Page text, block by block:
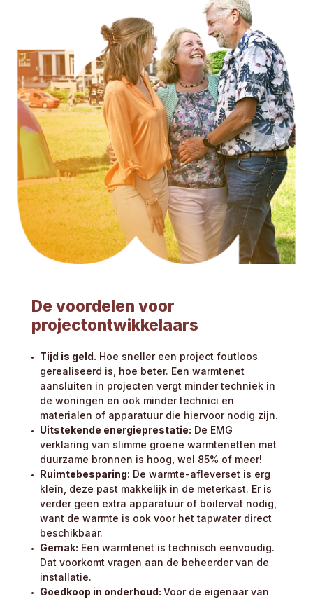
De voordelen voor
projectontwikkelaars
Tijd is geld. Hoe sneller een project foutloos
gerealiseerd is, hoe beter. Een warmtenet
aansluiten in projecten vergt minder techniek in
de woningen en ook minder technici en
materialen of apparatuur die hiervoor nodig zijn.
Uitstekende energieprestatie: De EMG
verklaring van slimme groene warmtenetten met
duurzame bronnen is hoog, wel 85% of meer!
Ruimtebesparing: De warmte-afleverset is erg
klein, deze past makkelijk in de meterkast. Er is
verder geen extra apparatuur of boilervat nodig,
want de warmte is ook voor het tapwater direct
beschikbaar.
Gemak: Een warmtenet is technisch eenvoudig.
Dat voorkomt vragen aan de beheerder van de
installatie.
Goedkoop in onderhoud: Voor de eigenaar van